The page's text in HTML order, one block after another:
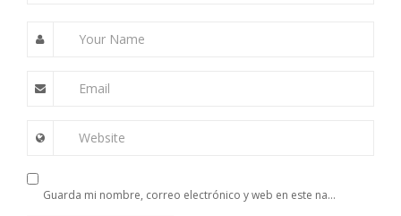
Your Name
Email
Website
Guarda mi nombre, correo electrónico y web en este navegador para la próxima vez que comente.